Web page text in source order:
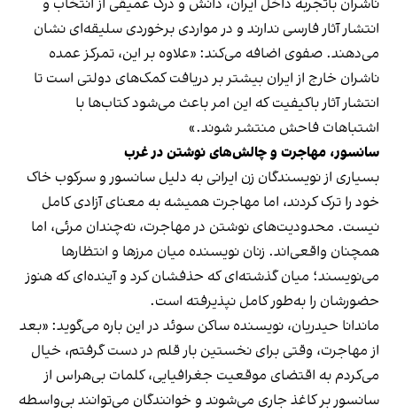
انتشار آثار فارسی ندارند و در مواردی برخوردی سلیقه‌ای نشان
می‌دهند. صفوی اضافه می‌کند: «علاوه بر این، تمرکز عمده
ناشران خارج از ایران بیشتر بر دریافت کمک‌های دولتی است تا
انتشار آثار باکیفیت که این امر باعث می‌شود کتاب‌ها با
اشتباهات فاحش منتشر شوند.»
سانسور، مهاجرت و چالش‌های نوشتن در غرب
بسیاری از نویسندگان زن ایرانی به دلیل سانسور و‌ سرکوب خاک
خود را ترک کردند، اما مهاجرت همیشه به معنای آزادی کامل
نیست. محدودیت‌های نوشتن در مهاجرت، نه‌چندان مرئی، اما
همچنان واقعی‌اند. زنان نویسنده میان مرزها و انتظارها
می‌نویسند؛ میان گذشته‌ای که حذفشان کرد و آینده‌ای که هنوز
حضورشان را به‌طور کامل نپذیرفته است.
ماندانا حیدریان، نویسنده ساکن سوئد در این باره می‌گوید: «بعد
از مهاجرت، وقتی برای نخستین بار قلم در دست گرفتم، خیال
می‌کردم به اقتضای موقعیت جغرافیایی، کلمات بی‌هراس از
سانسور بر کاغذ جاری می‌شوند و خوانندگان می‌توانند بی‌واسطه